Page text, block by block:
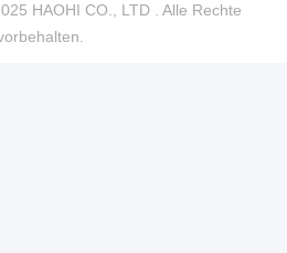
HAOHI CO., LTD . Alle Rechte